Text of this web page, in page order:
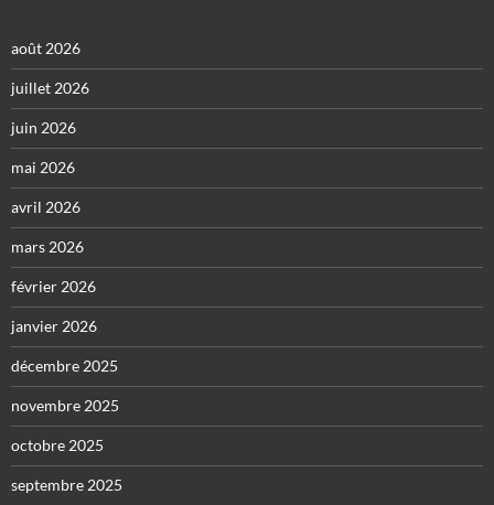
août 2026
juillet 2026
juin 2026
mai 2026
avril 2026
mars 2026
février 2026
janvier 2026
décembre 2025
novembre 2025
octobre 2025
septembre 2025